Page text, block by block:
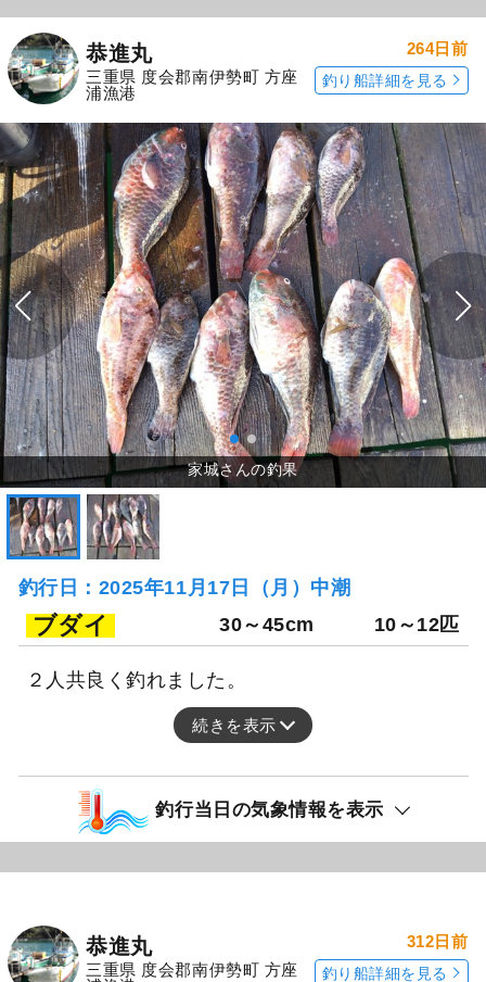
恭進丸
三重県 度会郡南伊勢町 方座
浦漁港
264日前
釣り船詳細を見る
釣行日：2025年11月17日（月）中潮
ブダイ 30～45cm 10～12匹
２人共良く釣れました。
続きを表示
釣行当日の気象情報を表示
恭進丸
三重県 度会郡南伊勢町 方座
312日前
釣り船詳細を見る